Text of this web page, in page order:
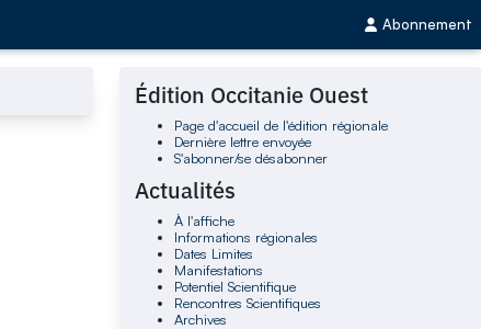
Abonnement
Édition Occitanie Ouest
Page d'accueil de l'édition régionale
Dernière lettre envoyée
S'abonner/se désabonner
Actualités
À l'affiche
Informations régionales
Dates Limites
Manifestations
Potentiel Scientifique
Rencontres Scientifiques
Archives